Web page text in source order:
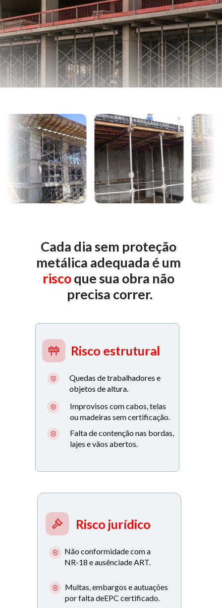
Cada dia sem proteção
risco que sua obra não
precisa correr.
Risco jurídico
Improvisos com cabos, telas
ou madeiras sem certificação.
Risco estrutural
Não conformidade com a
NR-18 e ausênciade ART.
Quedas de trabalhadores e
objetos de altura.
Multas, embargos e autuações
por falta deEPC certificado.
Falta de contenção nas bordas,
lajes e vãos abertos.